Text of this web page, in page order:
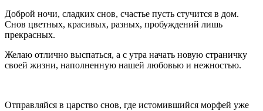
Доброй ночи, сладких снов, счастье пусть стучится в дом.
Снов цветных, красивых, разных, пробуждений лишь
прекрасных.
Желаю отлично выспаться, а с утра начать новую страничку
своей жизни, наполненную нашей любовью и нежностью.
Отправляйся в царство снов, где истомившийся морфей уже